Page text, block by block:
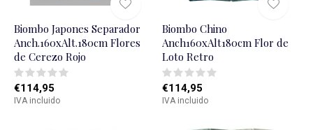
Biombo Japones Separador
Anch.160xAlt.180cm Flores
de Cerezo Rojo
€114,95
IVA incluido
Biombo Chino
Anch160xAlt180cm Flor de
Loto Retro
€114,95
IVA incluido